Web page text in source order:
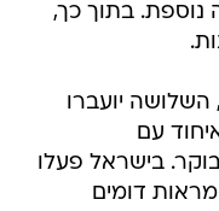
נוספת. בתוך כך,
יועברו
עם
בישראל פעלו
דומים